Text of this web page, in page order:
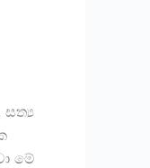
සත්‍ය
මේ